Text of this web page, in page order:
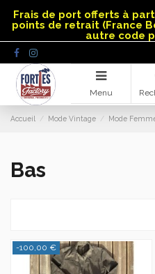
Frais de port offerts à
points de retrait (France
autre code
Menu
Accueil Mode Vintage Mode
Bas
-100,00 €